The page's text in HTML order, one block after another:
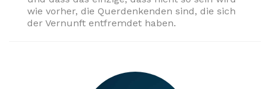
wie vorher, die Querdenkenden sind, die sich
der Vernunft entfremdet haben.